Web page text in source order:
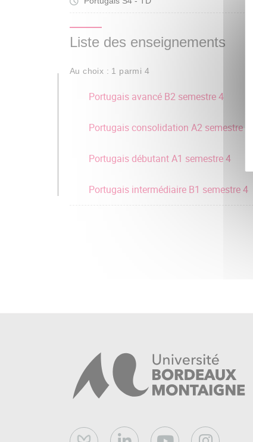
Liste des enseignements
Au choix : 1 parmi 4
Portugais avancé B2 semestre 4
Portugais consolidation A2 semestre 4
Portugais débutant A1 semestre 4
Portugais intermédiaire B1 semestre 4